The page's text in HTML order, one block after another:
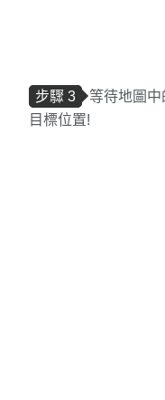
步驟 3
等待地圖中
目標位置!